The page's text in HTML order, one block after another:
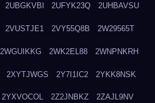
2UBGKVBI 2UFYK23Q 2UHBAVSU
2VUSTJE1 2VY55Q8B 2W29565T
2WGUIKKG 2WK2EL88 2WNPNKRH
2XYTJWGS 2Y7I1IC2 2YKK8NSK
2YXVOCOL 2Z2JNBKZ 2ZAJL9NV